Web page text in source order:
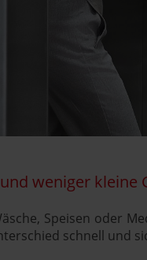
weniger kleine
Speisen oder
schnell und